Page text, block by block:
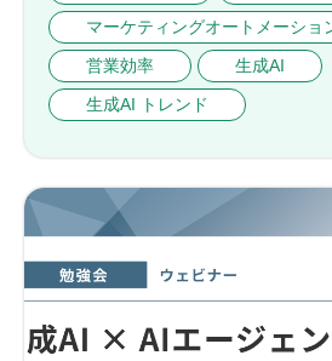
マーケティングオートメーシ
営業効率
生成AI
生成AI トレンド